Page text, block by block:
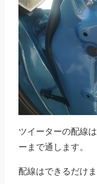
ツイーターの配線
ーまで通します。
配線はできるだけ